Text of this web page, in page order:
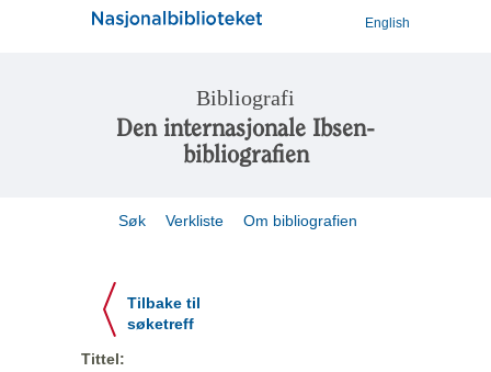
English
Bibliografi
Den internasjonale Ibsen-
bibliografien
Søk Verkliste Om bibliografien
Tilbake til
søketreff
Tittel: